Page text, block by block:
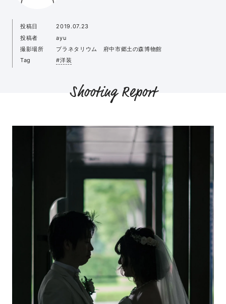
投稿日
2019.07.23
投稿者
ayu
撮影場所
プラネタリウム 府中市郷土の森博物館
Tag
#洋装
Shooting Report